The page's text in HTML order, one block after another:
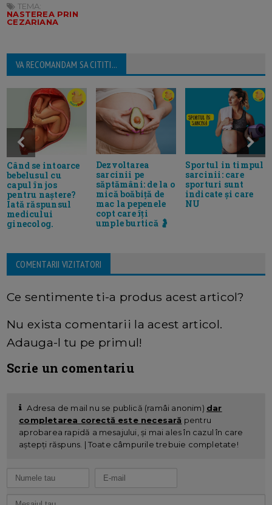
TEMA:
NASTEREA PRIN
CEZARIANA
VA RECOMANDAM SA CITITI...
Când se intoarce
bebelusul cu
capul în jos
pentru naștere?
Iată răspunsul
medicului
ginecolog.
Dezvoltarea
sarcinii pe
săptămâni: de la o
mică boăbiță de
mac la pepenele
copt care îți
umple burtică 🤰
Sportul in timpul
sarcinii: care
sporturi sunt
indicate și care
NU
COMENTARII VIZITATORI
Ce sentimente ti-a produs acest articol?
Nu exista comentarii la acest articol.
Adauga-l tu pe primul!
Scrie un comentariu
Adresa de mail nu se publică (ramâi anonim) dar
completarea corectă este necesară pentru
aprobarea rapidă a mesajului, și mai ales în cazul în care
aștepți răspuns. | Toate câmpurile trebuie completate!